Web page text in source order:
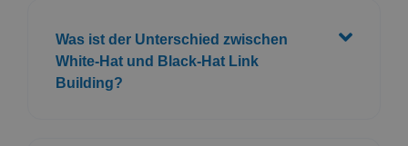
Was ist der Unterschied zwischen
White-Hat und Black-Hat Link
Building?